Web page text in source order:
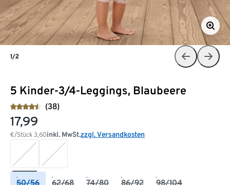
5 Kinder-3/4-Leggings, Blaubeere
(38)
17,99
€/Stück 3,60inkl. MwSt.zzgl. Versandkosten
50/56 62/68 74/80 86/92 98/104
1/2